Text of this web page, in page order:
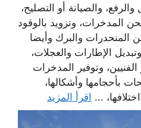
والصيانة أو التصليح،
المدخرات، وتزويد بالوقود
المنحدرات والبرك وأيضا
الإطارات والعجلات،
وتوفير المدخرات
بأحجامها وأشكالها،
... اقرأ المزيد